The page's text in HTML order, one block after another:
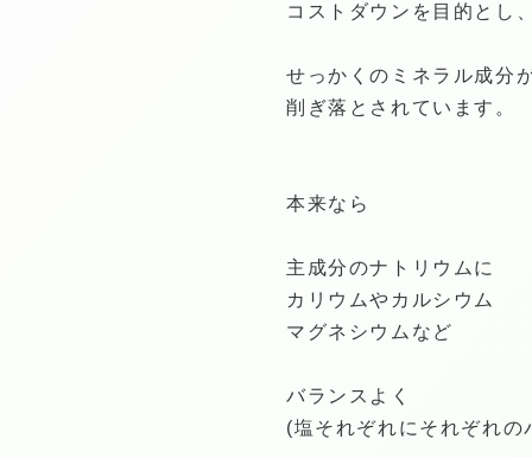
コストダウンを目的とし
せっかくのミネラル成分
削ぎ落とされています。
本来なら
主成分のナトリウムに
カリウムやカルシウム
マグネシウムなど
バランスよく
(塩それぞれにそれぞれ